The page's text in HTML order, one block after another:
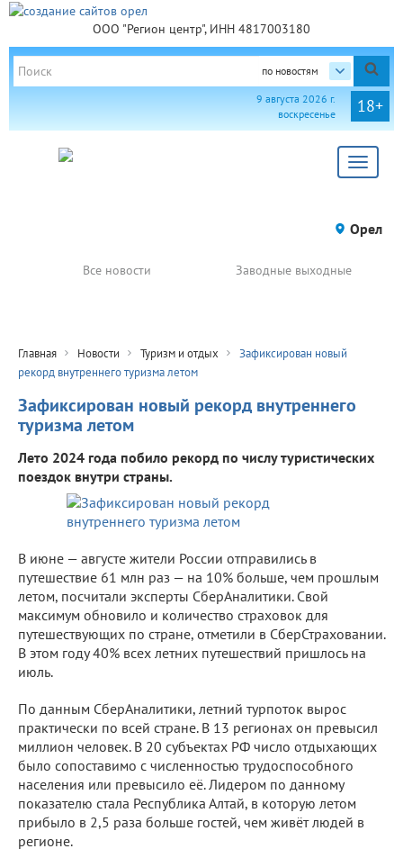
ООО "Регион центр", ИНН 4817003180
по новостям
18+
9 августа 2026 г.
воскресенье
Toggle
Орел
Все новости Заводные выходные
Главная Новости Туризм и отдых
Зафиксирован новый
рекорд внутреннего туризма летом
Зафиксирован новый рекорд внутреннего
туризма летом
Лето 2024 года побило рекорд по числу туристических
поездок внутри страны.
В июне — августе жители России отправились в
путешествие 61 млн раз — на 10% больше, чем прошлым
летом, посчитали эксперты СберАналитики. Свой
максимум обновило и количество страховок для
путешествующих по стране, отметили в СберСтраховании.
В этом году 40% всех летних путешествий пришлось на
июль.
По данным СберАналитики, летний турпоток вырос
практически по всей стране. В 13 регионах он превысил
миллион человек. В 20 субъектах РФ число отдыхающих
было сопоставимо с численностью трудоспособного
населения или превысило её. Лидером по данному
показателю стала Республика Алтай, в которую летом
прибыло в 2,5 раза больше гостей, чем живёт людей в
регионе.